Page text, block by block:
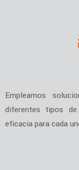
Empleamos
diferentes tipos
eficacia para cada